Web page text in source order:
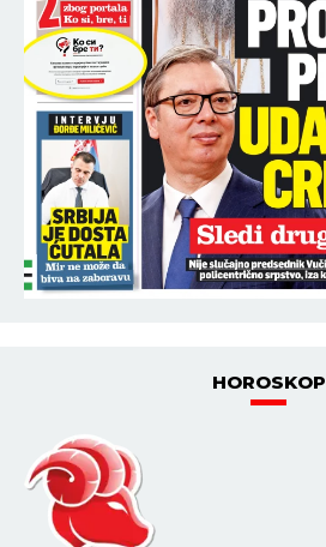
HOROSKOP